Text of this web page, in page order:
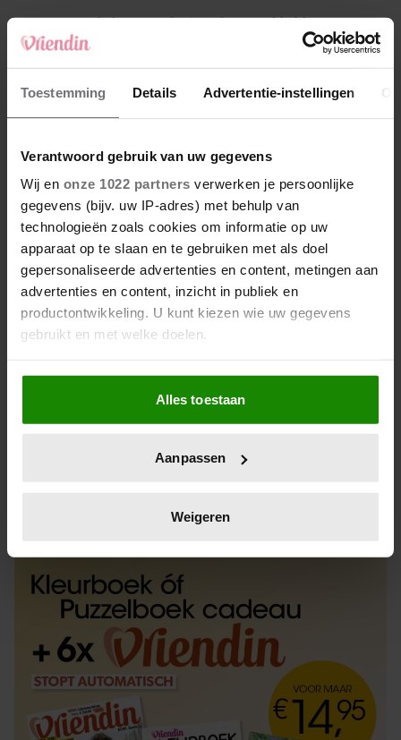
Toestemming Details Advertentie-instellingen
Verantwoord gebruik van uw gegevens
Wij en onze 1022 partners verwerken je persoonlijke
gegevens (bijv. uw IP-adres) met behulp van
technologieën zoals cookies om informatie op uw
apparaat op te slaan en te gebruiken met als doel
gepersonaliseerde advertenties en content, metingen aan
advertenties en content, inzicht in publiek en
productontwikkeling. U kunt kiezen wie uw gegevens
gebruikt en met welke doelen.
Als u het toestaat, willen we ook graag:
Informatie verzamelen over uw geografische
locatie, die tot een paar meter nauwkeurig kan zijn
scannen op specifieke eigenschappen (fingerprinting)
verwerkt en stel uw voorkeuren in het
intrekken in de Cookieverklaring.
We gebruiken cookies om content en advertenties te
personaliseren, om functies voor social media te bieden
en om ons websiteverkeer te analyseren. Ook delen we
informatie over uw gebruik van onze site met onze
partners voor social media, adverteren en analyse. Deze
partners kunnen deze gegevens combineren met andere
informatie die u aan ze heeft verstrekt of die ze hebben
Alles toestaan
Aanpassen
Weigeren
4 Makelaar Mandy: ‘Vrijdagavond belde Bart.
Hij sprak eng kalm’
5 Makelaar Mandy: ‘Judith typt… En deze keer
durf ik bijna niet te lezen wat er komt’
Nieuw